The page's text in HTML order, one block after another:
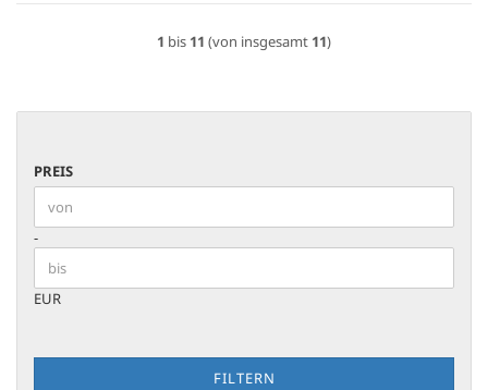
1 bis 11 (von insgesamt 11)
PREIS
PREIS
Preis bis
-
EUR
FILTERN